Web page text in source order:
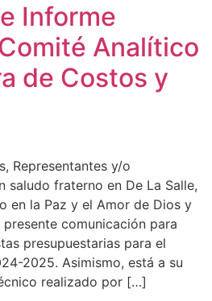
Informe
Analítico
de Costos y
Representantes y/o
saludo fraterno en De La Salle,
en la Paz y el Amor de Dios y
comunicación para
presupuestarias para el
2025. Asimismo, está a su
realizado por […]